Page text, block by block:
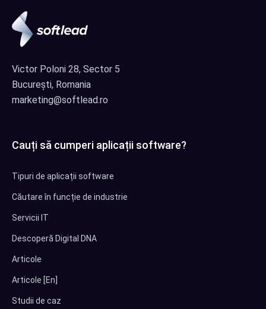
Victor Poloni 28, Sector 5
București, Romania
marketing@softlead.ro
Cauți să cumperi aplicații software?
Tipuri de aplicații software
Căutare în funcție de industrie
Servicii IT
Descoperă Digital DNA
Articole
Articole [En]
Studii de caz